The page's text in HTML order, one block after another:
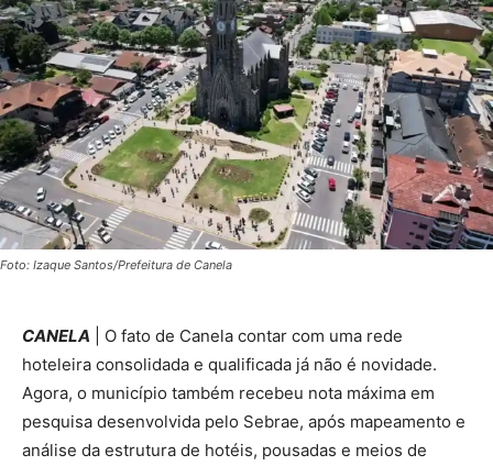
Foto: Izaque Santos/Prefeitura de Canela
CANELA | O fato de Canela contar com uma rede
hoteleira consolidada e qualificada já não é novidade.
Agora, o município também recebeu nota máxima em
pesquisa desenvolvida pelo Sebrae, após mapeamento e
análise da estrutura de hotéis, pousadas e meios de